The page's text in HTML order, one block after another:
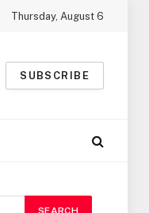
Thursday, August 6
SUBSCRIBE